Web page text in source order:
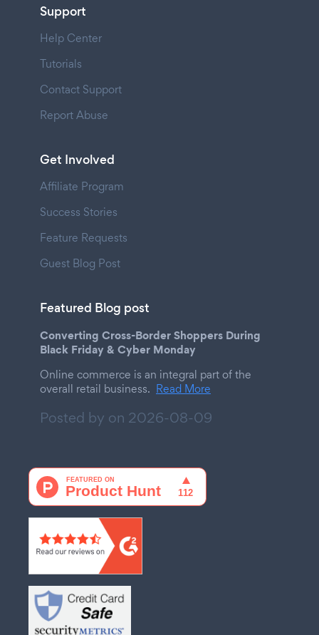
Support
Help Center
Tutorials
Contact Support
Report Abuse
Get Involved
Affiliate Program
Success Stories
Feature Requests
Guest Blog Post
Featured Blog post
Converting Cross-Border Shoppers During
Black Friday & Cyber Monday
Online commerce is an integral part of the
overall retail business. Read More
Posted by on 2026-08-09